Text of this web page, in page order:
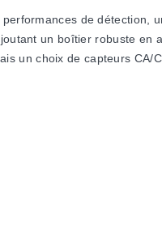
de
un boîtier robuste
un choix de capteurs